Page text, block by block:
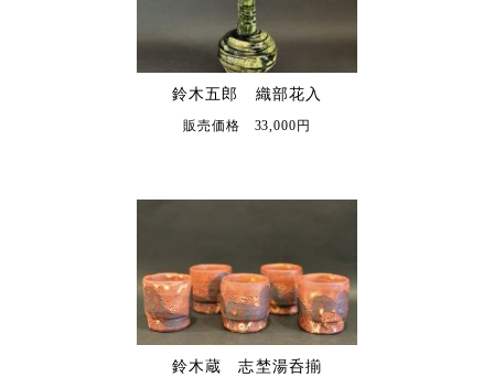
鈴木五郎 織部花入
販売価格 33,000円
鈴木蔵 志埜湯呑揃